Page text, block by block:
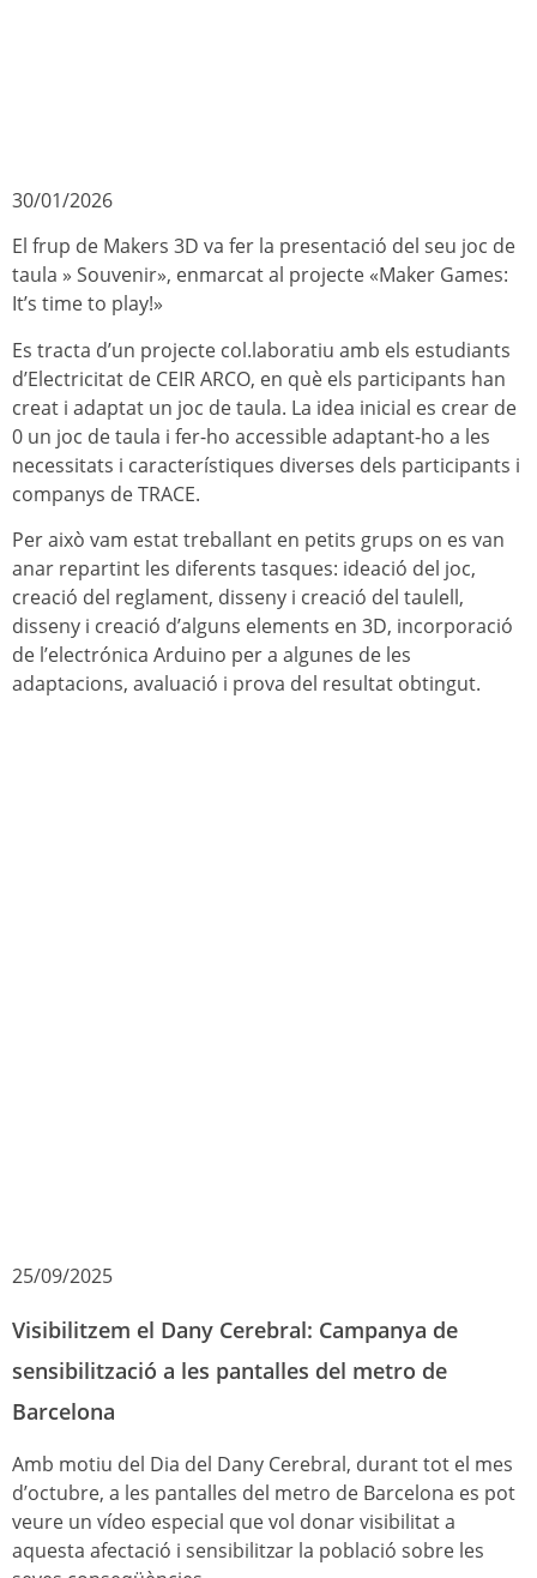
30/01/2026
El frup de Makers 3D va fer la presentació del seu joc de
taula » Souvenir», enmarcat al projecte «Maker Games:
It’s time to play!»
Es tracta d’un projecte col.laboratiu amb els estudiants
d’Electricitat de CEIR ARCO, en què els participants han
creat i adaptat un joc de taula. La idea inicial es crear de
0 un joc de taula i fer-ho accessible adaptant-ho a les
necessitats i característiques diverses dels participants i
companys de TRACE.
Per això vam estat treballant en petits grups on es van
anar repartint les diferents tasques: ideació del joc,
creació del reglament, disseny i creació del taulell,
disseny i creació d’alguns elements en 3D, incorporació
de l’electrónica Arduino per a algunes de les
adaptacions, avaluació i prova del resultat obtingut.
25/09/2025
Visibilitzem el Dany Cerebral: Campanya de
sensibilització a les pantalles del metro de
Barcelona
Amb motiu del Dia del Dany Cerebral, durant tot el mes
d’octubre, a les pantalles del metro de Barcelona es pot
veure un vídeo especial que vol donar visibilitat a
aquesta afectació i sensibilitzar la població sobre les